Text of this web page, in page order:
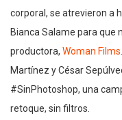
corporal, se atrevieron a
Bianca Salame para que
productora, Woman Films
Martínez y César
#SinPhotoshop, una
retoque, sin filtros.